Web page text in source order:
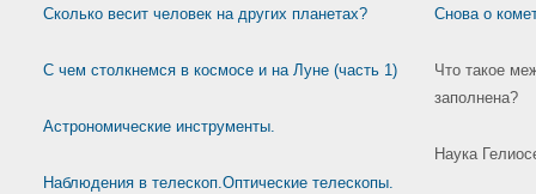
Сколько весит человек на других планетах?
С чем столкнемся в космосе и на Луне (часть 1)
Астрономические инструменты.
Наблюдения в телескоп.Оптические телескопы.
Снова о
Что такое
заполнена?
Наука